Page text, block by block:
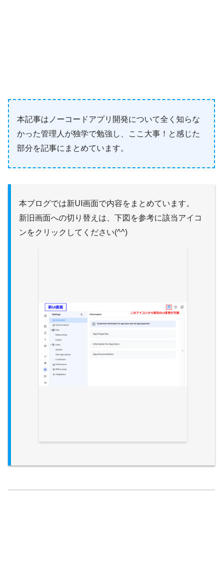
本記事はノーコードアプリ開発について全く知らな
かった管理人が独学で勉強し、ここ大事！と感じた
部分を記事にまとめています。
本ブログでは新UI画面で内容をまとめています。
新旧画面への切り替えは、下図を参考に該当アイコ
ンをクリックしてください(^^)